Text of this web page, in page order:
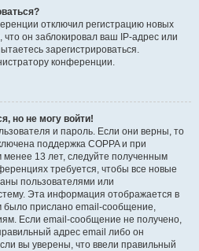
отключил регистрацию новых
он заблокировал ваш IP-адрес или
зарегистрироваться.
конференции.
но не могу войти!
и пароль. Если они верны, то
поддержка COPPA и при
менее 13 лет, следуйте полученным
требуется, чтобы все новые
пользователями или
Эта информация отображается в
было прислано email-сообщение,
Если email-сообщение не получено,
адрес email либо он
вы уверены, что ввели правильный